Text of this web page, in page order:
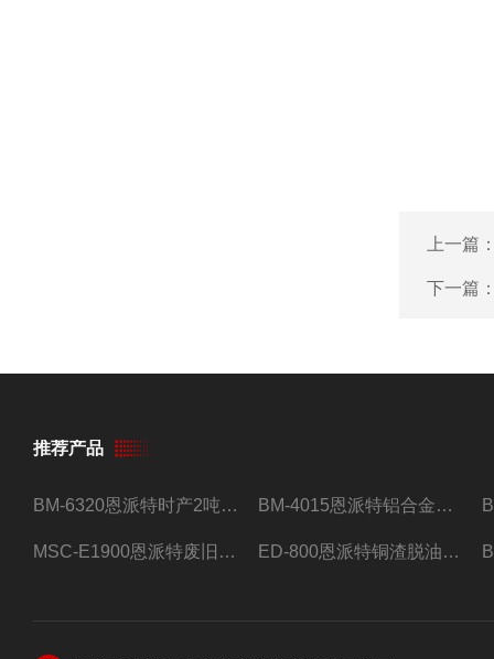
上一篇
下一篇
推荐产品
BM-6320恩派特时产2吨合金钢屑压饼机 BM-4015恩派特铝合金屑压饼机 脱油效果好
MSC-E1900恩派特废旧锂电池极片破碎处理设备 ED-800恩派特铜渣脱油机废铜屑铝屑甩油机